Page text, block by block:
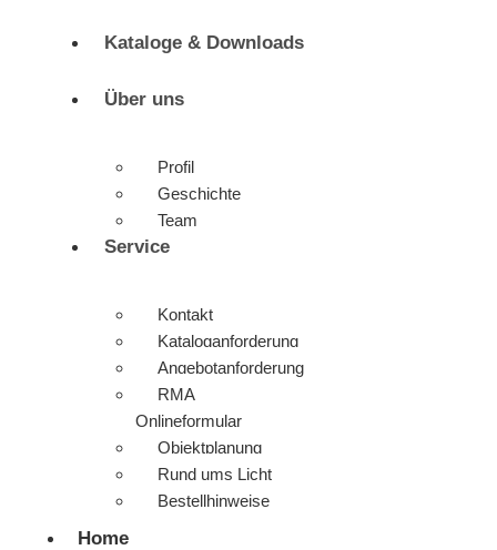
Kataloge & Downloads
Über uns
Profil
Geschichte
Team
Service
Kontakt
Kataloganforderung
Angebotanforderung
RMA
Onlineformular
Objektplanung
Rund ums Licht
Bestellhinweise
Home